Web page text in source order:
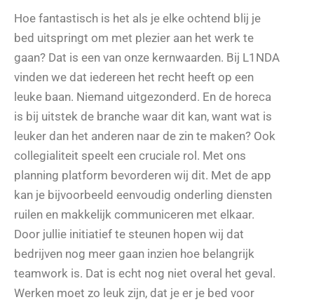
Hoe fantastisch is het als je elke ochtend blij je
bed uitspringt om met plezier aan het werk te
gaan? Dat is een van onze kernwaarden. Bij L1NDA
vinden we dat iedereen het recht heeft op een
leuke baan. Niemand uitgezonderd. En de horeca
is bij uitstek de branche waar dit kan, want wat is
leuker dan het anderen naar de zin te maken? Ook
collegialiteit speelt een cruciale rol. Met ons
planning platform bevorderen wij dit. Met de app
kan je bijvoorbeeld eenvoudig onderling diensten
ruilen en makkelijk communiceren met elkaar.
Door jullie initiatief te steunen hopen wij dat
bedrijven nog meer gaan inzien hoe belangrijk
teamwork is. Dat is echt nog niet overal het geval.
Werken moet zo leuk zijn, dat je er je bed voor